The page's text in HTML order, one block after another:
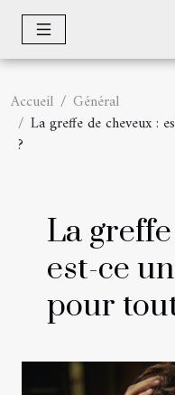
Accueil
Général
La greffe de cheveux :
?
La
est-ce
pour